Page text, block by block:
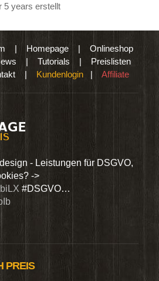
5 years erstellt
| Homepage| Onlineshop
| Tutorials | Preislisten
| Kundenlogin | Affiliate
- Leistungen für DSGVO,
->
#DSGVO…
PREIS